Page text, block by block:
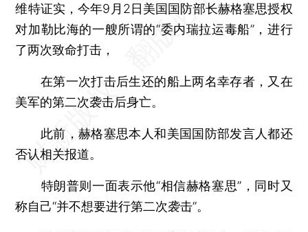
维特证实，今年9月2日美国国防部长赫格塞思授权
对加勒比海的一艘所谓的“委内瑞拉运毒船”，进行
了两次致命打击，
在第一次打击后生还的船上两名幸存者，又在
美军的第二次袭击后身亡。
此前，赫格塞思本人和美国国防部发言人都还
否认相关报道。
特朗普则一面表示他“相信赫格塞思”，同时又
称自己“并不想要进行第二次袭击”。